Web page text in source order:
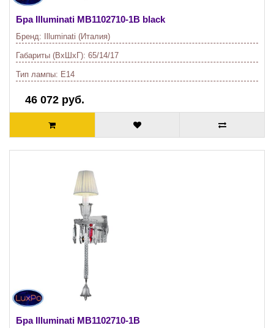
Бра Illuminati MB1102710-1B black
Бренд: Illuminati (Италия)
Габариты (ВхШхГ): 65/14/17
Тип лампы: E14
46 072 руб.
Бра Illuminati MB1102710-1B